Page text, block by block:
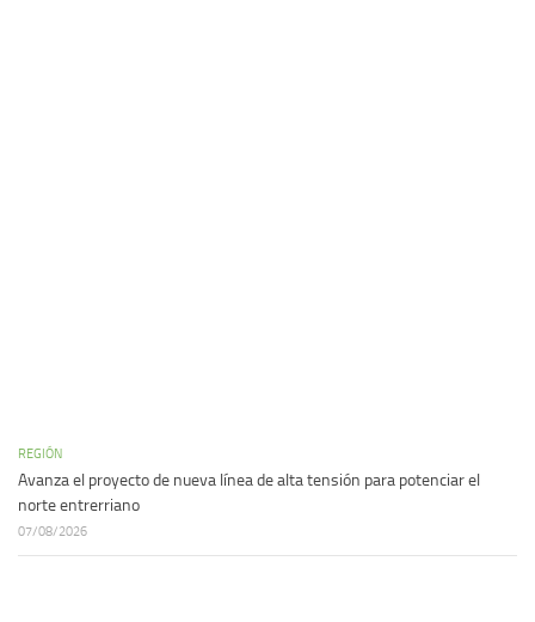
REGIÓN
Avanza el proyecto de nueva línea de alta tensión para potenciar el
norte entrerriano
07/08/2026